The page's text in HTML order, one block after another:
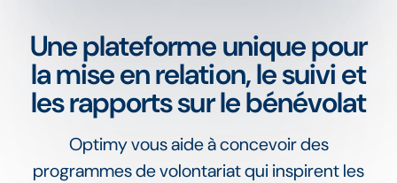
Une plateforme unique pour
la mise en relation, le suivi et
les rapports sur le bénévolat
Optimy vous aide à concevoir des
programmes de volontariat qui inspirent les